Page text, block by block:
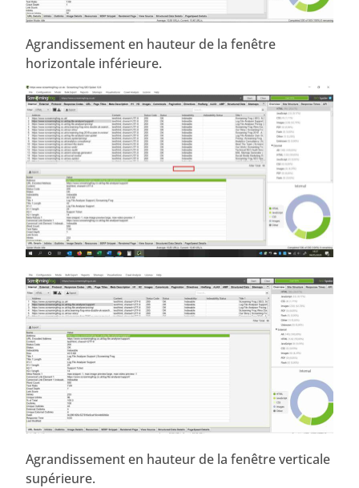
Agrandissement en hauteur de la fenêtre
horizontale inférieure.
Agrandissement en hauteur de la fenêtre verticale
supérieure.